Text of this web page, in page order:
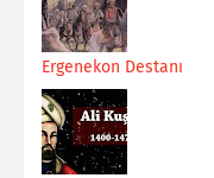
Ergenekon Destanı